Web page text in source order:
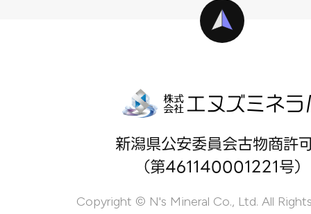
新潟県公安委員会古物商許
（第461140001221号）
Copyright © N's Mineral Co., Ltd. All